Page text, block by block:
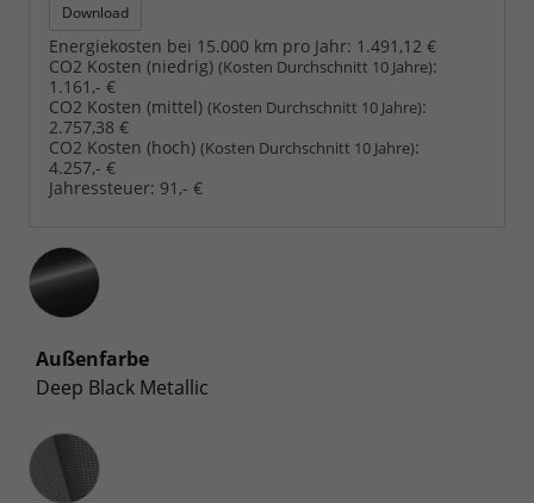
Download
Energiekosten bei 15.000 km pro Jahr: 1.491,12 €
CO2 Kosten (niedrig) (Kosten Durchschnitt 10 Jahre):
1.161,- €
CO2 Kosten (mittel) (Kosten Durchschnitt 10 Jahre):
2.757,38 €
CO2 Kosten (hoch) (Kosten Durchschnitt 10 Jahre):
4.257,- €
Jahressteuer: 91,- €
Außenfarbe
Deep Black Metallic
Innenausstattung